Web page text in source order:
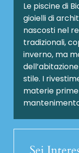
Le piscine di
gioielli di
nascosti nel
tradizionali,
inverno, ma
stile. I
materie